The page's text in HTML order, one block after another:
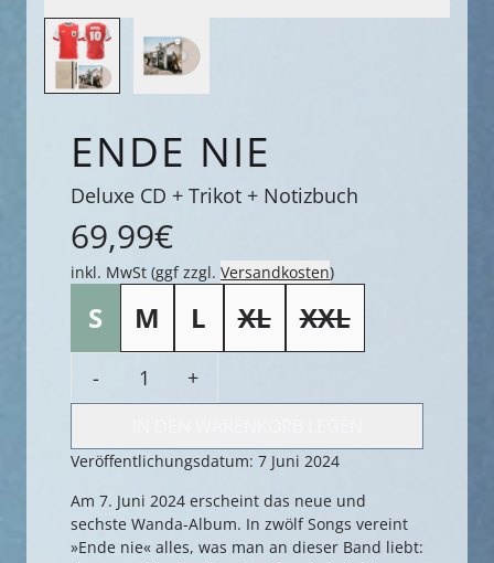
ENDE NIE
Deluxe CD + Trikot + Notizbuch
69,99€
inkl. MwSt (ggf zzgl. Versandkosten)
S M L XL XXL
- +
Veröffentlichungsdatum: 7 Juni 2024
Am 7. Juni 2024 erscheint das neue und
sechste Wanda-Album. In zwölf Songs vereint
»Ende nie« alles, was man an dieser Band liebt: